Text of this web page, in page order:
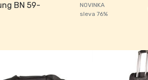
BN 59-
NOVINKA
sleva 76%